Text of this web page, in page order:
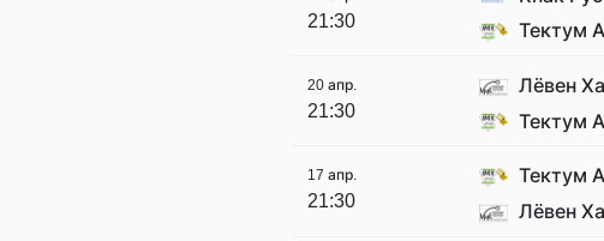
21:30
Тектум
20 апр.
21:30
Лёвен
Тектум
17 апр.
21:30
Тектум
Лёвен